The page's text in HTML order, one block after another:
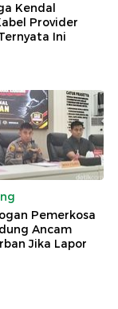
Kendal
Provider
Ini
Pemerkosa
Ancam
Jika Lapor